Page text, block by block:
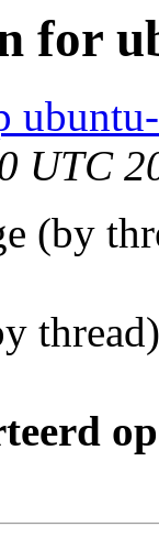
for
UTC
(by